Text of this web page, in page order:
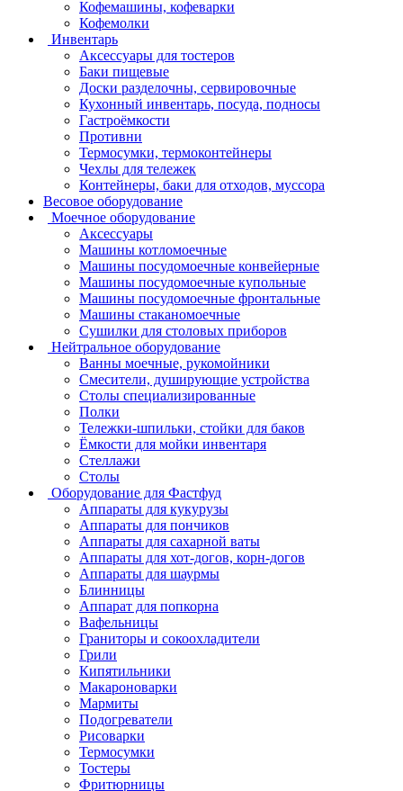
Кофемашины, кофеварки
Кофемолки
Инвентарь
Аксессуары для тостеров
Баки пищевые
Доски разделочны, сервировочные
Кухонный инвентарь, посуда, подносы
Гастроёмкости
Противни
Термосумки, термоконтейнеры
Чехлы для тележек
Контейнеры, баки для отходов, муссора
Весовое оборудование
Моечное оборудование
Аксессуары
Машины котломоечные
Машины посудомоечные конвейерные
Машины посудомоечные купольные
Машины посудомоечные фронтальные
Машины стаканомоечные
Сушилки для столовых приборов
Нейтральное оборудование
Ванны моечные, рукомойники
Смесители, душирующие устройства
Столы специализированные
Полки
Тележки-шпильки, стойки для баков
Ёмкости для мойки инвентаря
Стеллажи
Столы
Оборудование для Фастфуд
Аппараты для кукурузы
Аппараты для пончиков
Аппараты для сахарной ваты
Аппараты для хот-догов, корн-догов
Аппараты для шаурмы
Блинницы
Аппарат для попкорна
Вафельницы
Граниторы и сокоохладители
Грили
Кипятильники
Макароноварки
Мармиты
Подогреватели
Рисоварки
Термосумки
Тостеры
Фритюрницы